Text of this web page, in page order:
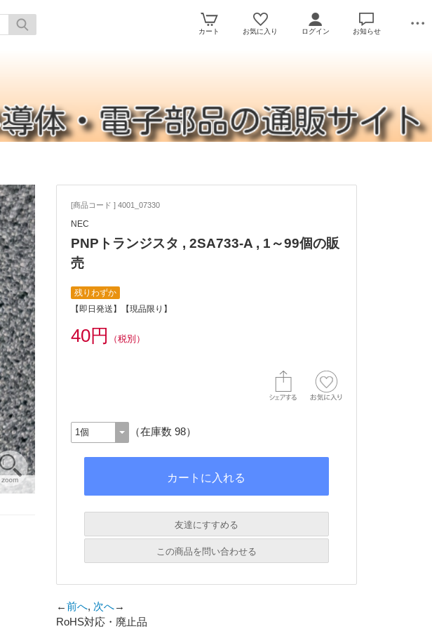
カート お気に入り ログイン お知らせ
[商品コード ] 4001_07330
NEC
PNPトランジスタ , 2SA733-A , 1～99個の販
売
残りわずか
【即日発送】【現品限り】
40円 （税別）
（在庫数 98）
友達にすすめる
必須
この商品を問い合わせる
←前へ, 次へ→
RoHS対応・廃止品